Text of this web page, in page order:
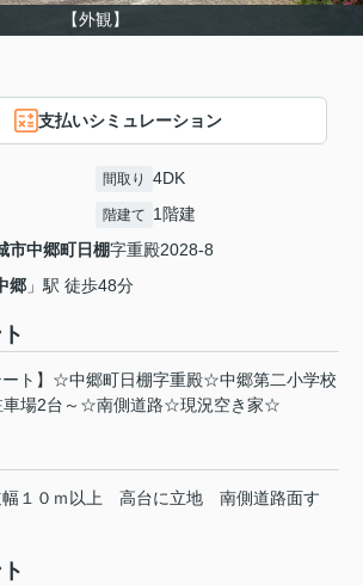
【外観】
支払いシミュレーション
間取り 4DK
階建て 1階建
市中郷町日棚字重殿2028-8
郷 」駅 徒歩48分
ート】☆中郷町日棚字重殿☆中郷第二小学校
場2台～☆南側道路☆現況空き家☆
１０ｍ以上 高台に立地
南側道路面す